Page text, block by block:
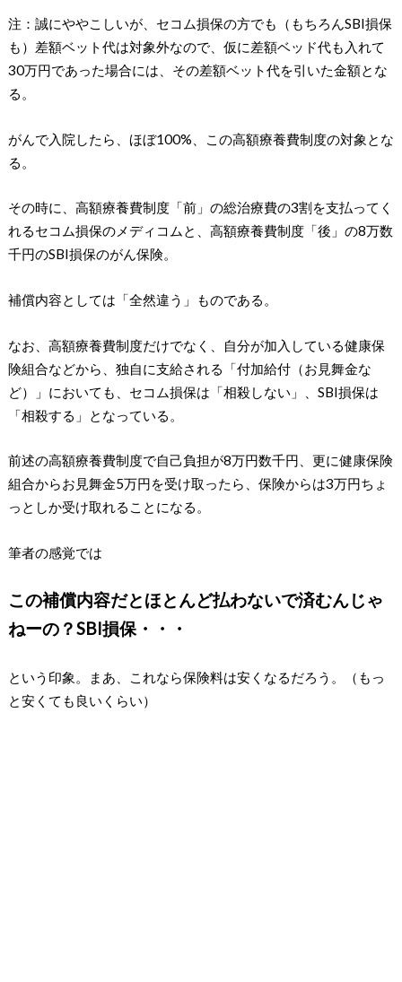
注：誠にややこしいが、セコム損保の方でも（もちろんSBI損保
も）差額ベット代は対象外なので、仮に差額ベッド代も入れて
30万円であった場合には、その差額ベット代を引いた金額とな
る。
がんで入院したら、ほぼ100%、この高額療養費制度の対象とな
る。
その時に、高額療養費制度「前」の総治療費の3割を支払ってく
れるセコム損保のメディコムと、高額療養費制度「後」の8万数
千円のSBI損保のがん保険。
補償内容としては「全然違う」ものである。
なお、高額療養費制度だけでなく、自分が加入している健康保
険組合などから、独自に支給される「付加給付（お見舞金な
ど）」においても、セコム損保は「相殺しない」、SBI損保は
「相殺する」となっている。
前述の高額療養費制度で自己負担が8万円数千円、更に健康保険
組合からお見舞金5万円を受け取ったら、保険からは3万円ちょ
っとしか受け取れることになる。
筆者の感覚では
この補償内容だとほとんど払わないで済むんじゃ
ねーの？SBI損保・・・
という印象。まあ、これなら保険料は安くなるだろう。（もっ
と安くても良いくらい）